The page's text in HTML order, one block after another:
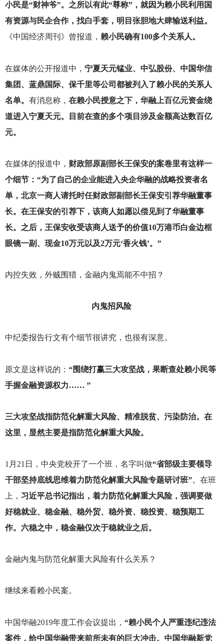
小民是“财神爷”。之所以有此“尊称”，就因为赖小民利用国
有资源与民企合作，找白手套，明目张胆地大肆输送利益。
《中国经济周刊》曾报道， 赖小民确有100多个关系人。
在媒体的公开报道中， 宁夏天元锰业、中弘股份、中国华信
集团、蓝鼎国际、保千里等公司都被列入了赖小民的关系人
名单。 有消息称， 在赖小民授意之下，华融上百亿元资金绕
道进入宁夏天元。目前在查的多个项目涉及金额高达数百亿
元。
在媒体的报道中， 财政部原副部长王保安的案卷里有这样一
个细节：“为了自己的企业能进入央企华融的战略投资者名
单，北京一商人请托时任财政部副部长王保安引荐华融董事
长。在王保安的引荐下，该商人如愿以偿见到了华融董事
长。之后，王保安收受该商人送予的价值10万港币白金边框
眼镜一副、现金10万元以及2万元‘香火钱’。”
内控失效，外贼围猎，金融内鬼焉能不中招？
内鬼招风险
中纪委报告行文有个细节很讲究，也很有深意。
原文是这样说的： “围绕打赢三大攻坚战，果断查处赖小民等
手握金融资源权力…… ”
三大攻坚战指防范化解重大风险、精准脱贫、污染防治。在
这里，显然主要是指防范化解重大风险。
1 月21日，中央党校开了一个班，名字叫做“省部级主要领导
干部坚持底线思维着力防范化解重大风险专题研讨班”。在班
上， 习近平总书记指出，着力防范化解重大风险，强调要做
好稳就业、稳金融、稳外贸、稳外资、稳投资、稳预期工
作。六稳之中，稳金融仅次于稳就业之后。
金融内鬼与防范化解重大风险有什么关系？
继续来看赖小民案。
中国华融2019年度工作会议提出， “赖小民个人严重违纪违法
案件，给中国华融带来前所未有的巨大冲击。中国华融新党